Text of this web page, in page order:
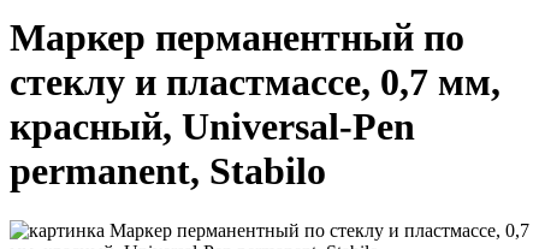
Маркер перманентный по
стеклу и пластмассе, 0,7 мм,
красный, Universal-Pen
permanent, Stabilo